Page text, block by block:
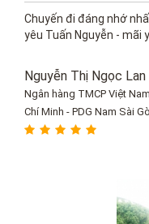
Chuyến đi đáng nhớ
yêu Tuấn Nguyễn - mãi
Nguyễn Thị Ngọc Lan
Ngân hàng TMCP Việt
Chí Minh - PDG Nam Sài